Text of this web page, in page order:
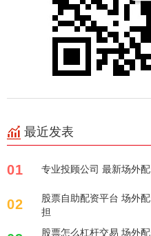
最近发表
01 专业投顾公司 最新场外
02
股票自助配资平台 场外
担
股票怎么杠杆交易 场外